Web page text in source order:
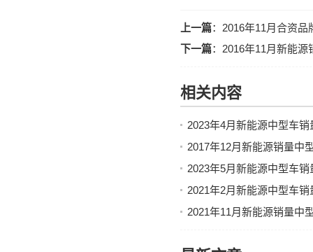
上一篇： 2016年11月合资
下一篇： 2016年11月新能
相关内容
2023年4月新能源中型车
2017年12月新能源销量中
2023年5月新能源中型车
2021年2月新能源中型车
2021年11月新能源销量中